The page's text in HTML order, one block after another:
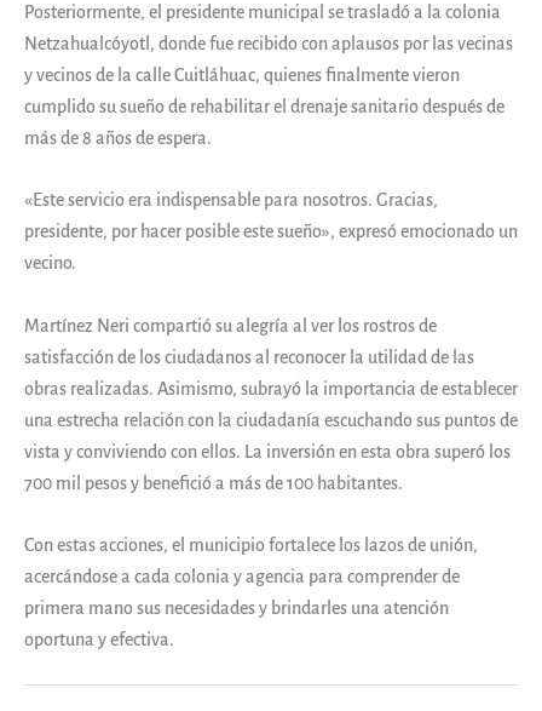
Posteriormente, el presidente municipal se trasladó a la colonia
Netzahualcóyotl, donde fue recibido con aplausos por las vecinas
y vecinos de la calle Cuitláhuac, quienes finalmente vieron
cumplido su sueño de rehabilitar el drenaje sanitario después de
más de 8 años de espera.
«Este servicio era indispensable para nosotros. Gracias,
presidente, por hacer posible este sueño», expresó emocionado un
vecino.
Martínez Neri compartió su alegría al ver los rostros de
satisfacción de los ciudadanos al reconocer la utilidad de las
obras realizadas. Asimismo, subrayó la importancia de establecer
una estrecha relación con la ciudadanía escuchando sus puntos de
vista y conviviendo con ellos. La inversión en esta obra superó los
700 mil pesos y benefició a más de 100 habitantes.
Con estas acciones, el municipio fortalece los lazos de unión,
acercándose a cada colonia y agencia para comprender de
primera mano sus necesidades y brindarles una atención
oportuna y efectiva.